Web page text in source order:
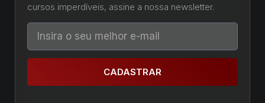
cursos imperdíveis, assine a nossa newsletter.
CADASTRAR